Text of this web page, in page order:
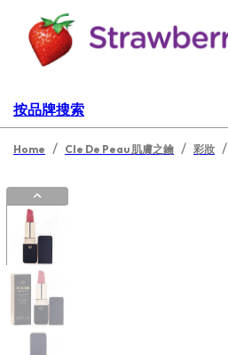
按品牌搜索
Home / Cle De Peau 肌膚之鑰 / 彩妝 /